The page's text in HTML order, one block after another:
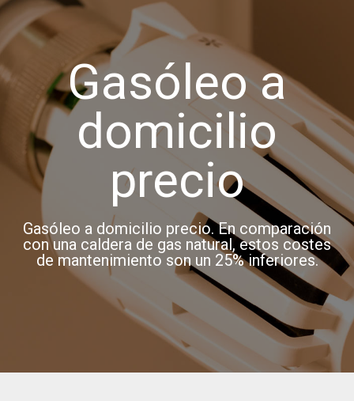
Gasóleo a
domicilio
precio
Gasóleo a domicilio precio. En comparación
con una caldera de gas natural, estos costes
de mantenimiento son un 25% inferiores.